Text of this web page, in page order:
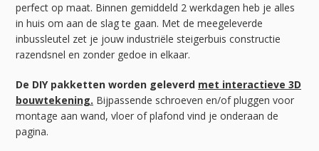
perfect op maat. Binnen gemiddeld 2 werkdagen heb je alles
in huis om aan de slag te gaan. Met de meegeleverde
inbussleutel zet je jouw industriële steigerbuis constructie
razendsnel en zonder gedoe in elkaar.
De DIY pakketten worden geleverd met interactieve 3D
bouwtekening. Bijpassende schroeven en/of pluggen voor
montage aan wand, vloer of plafond vind je onderaan de
pagina.